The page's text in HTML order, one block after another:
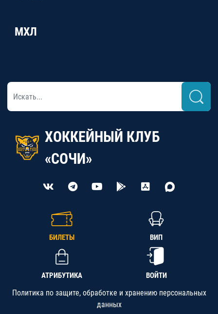
МХЛ
ХОККЕЙНЫЙ КЛУБ
«СОЧИ»
БИЛЕТЫ ВИП
АТРИБУТИКА ВОЙТИ
Политика по защите, обработке и хранению персональных
данных